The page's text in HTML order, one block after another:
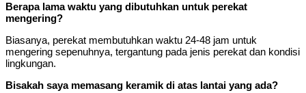
Berapa lama waktu yang dibutuhkan untuk perekat
mengering?
Biasanya, perekat membutuhkan waktu 24-48 jam untuk
mengering sepenuhnya, tergantung pada jenis perekat dan kondisi
lingkungan.
Bisakah saya memasang keramik di atas lantai yang ada?